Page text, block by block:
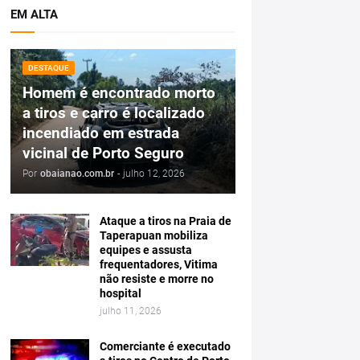
EM ALTA
DESTAQUE
Homem é encontrado morto
a tiros e carro é localizado
incendiado em estrada
vicinal de Porto Seguro
Por obaianao.com.br - julho 12, 2026
Ataque a tiros na Praia de
Taperapuan mobiliza
equipes e assusta
frequentadores, Vitima
não resiste e morre no
hospital
julho 11, 2026
Comerciante é executado